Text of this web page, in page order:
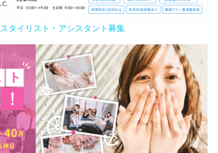
スタイリスト・アシスタント募集